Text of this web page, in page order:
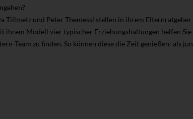
Tillmetz und Peter Themessl stellen in ihrem
ihrem Modell vier typischer Erziehungshaltungen helfen
Team zu finden. So können diese die Zeit genießen: als